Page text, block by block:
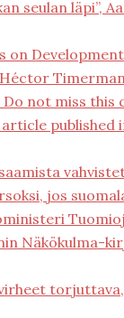
seulan läpi”,
on Development
not miss this
published
jos
Näkökulma-